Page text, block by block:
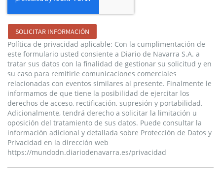
SOLICITAR INFORMACIÓN
Política de privacidad aplicable: Con la cumplimentación de
este formulario usted consiente a Diario de Navarra S.A. a
tratar sus datos con la finalidad de gestionar su solicitud y en
su caso para remitirle comunicaciones comerciales
relacionadas con eventos similares al presente. Finalmente le
informamos de que tiene la posibilidad de ejercitar los
derechos de acceso, rectificación, supresión y portabilidad.
Adicionalmente, tendrá derecho a solicitar la limitación u
oposición del tratamiento de sus datos. Puede consultar la
información adicional y detallada sobre Protección de Datos y
Privacidad en la dirección web
https://mundodn.diariodenavarra.es/privacidad